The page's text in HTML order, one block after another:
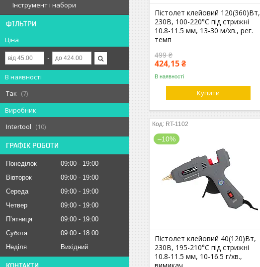
Інструмент і набори
ФІЛЬТРИ
Ціна
В наявності
Так
7
Виробник
Intertool
10
ГРАФІК РОБОТИ
Понеділок 09:00
19:00
Вівторок
09:00
19:00
Середа
09:00
19:00
Четвер
09:00
19:00
Пʼятниця
09:00
19:00
Субота
09:00
18:00
Неділя
Вихідний
Пістолет клейовий 120(360)Вт,
230В, 100-220°C під стрижні
10.8-11.5 мм, 13-30 м/хв., рег.
темп
499 ₴
424,15 ₴
В наявності
Купити
RT-1102
–10%
Пістолет клейовий 40(120)Вт,
230В, 195-210°C під стрижні
10.8-11.5 мм, 10-16.5 г/хв.,